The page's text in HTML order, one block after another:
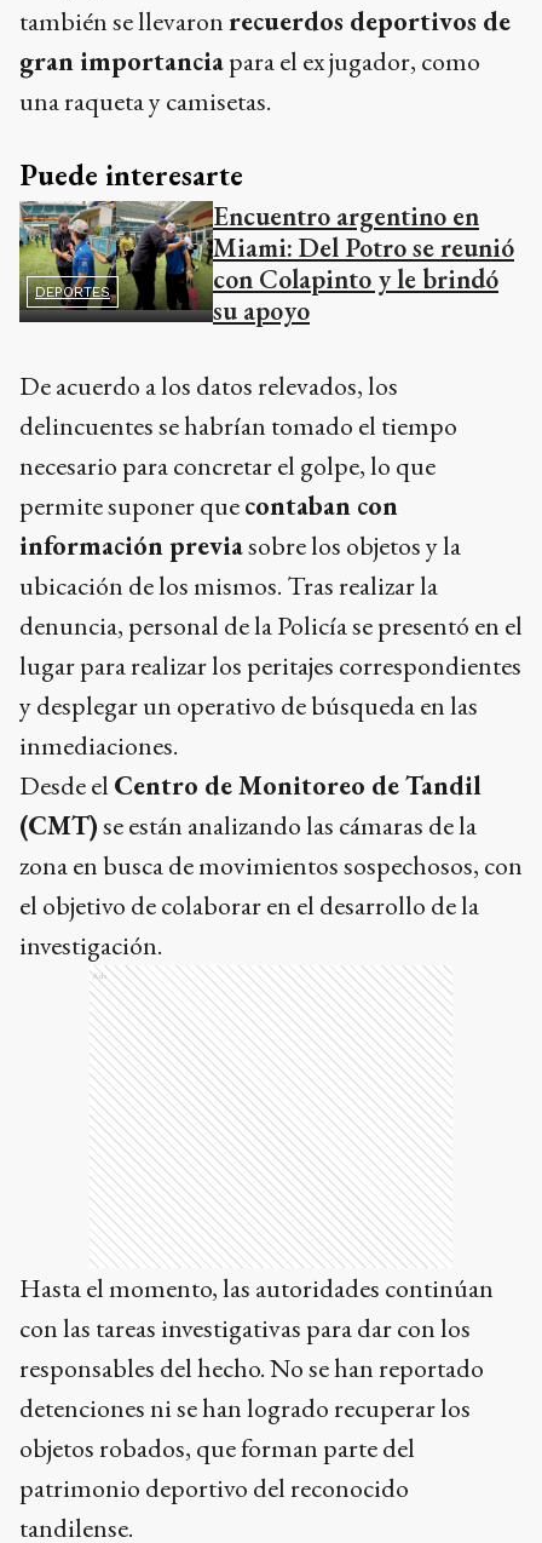
también se llevaronrecuerdos deportivos de
gran importanciapara el ex jugador, como
una raqueta y camisetas.
Puede interesarte
DEPORTES
Encuentro argentino en
Miami: Del Potro se reunió
con Colapinto y le brindó
su apoyo
De acuerdo a los datos relevados, los
delincuentes se habrían tomado el tiempo
necesario para concretar el golpe, lo que
permite suponer quecontaban con
información previasobre los objetos y la
ubicación de los mismos. Tras realizar la
denuncia, personal de la Policía se presentó en el
lugar para realizar los peritajes correspondientes
y desplegar un operativo de búsqueda en las
inmediaciones.
Desde el Centro de Monitoreo de Tandil
(CMT)se están analizando las cámaras de la
zona en busca de movimientos sospechosos, con
el objetivo de colaborar en el desarrollo de la
investigación.
Ads
Hasta el momento, las autoridades continúan
con las tareas investigativas para dar con los
responsables del hecho. No se han reportado
detenciones ni se han logrado recuperar los
objetos robados, que forman parte del
patrimonio deportivo del reconocido
tandilense.